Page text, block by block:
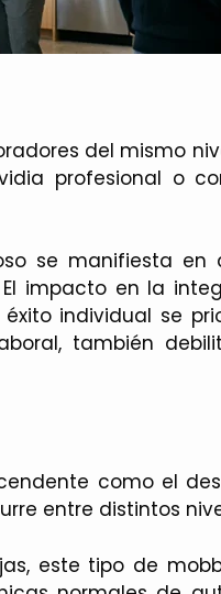
del mismo
profesional o
se manifiesta en
impacto en la
individual se
también
como el
entre distintos
este tipo de